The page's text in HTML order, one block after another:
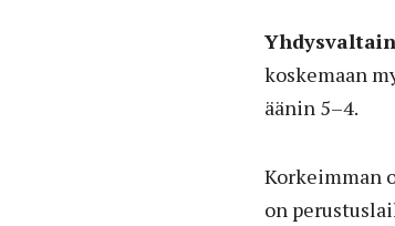
Yhdysvaltain
koskemaan
äänin 5–4.
Korkeimman
on